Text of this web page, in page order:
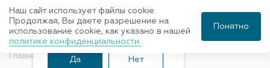
Главная Оправы для очков Revlon
Ваш город Санкт-
Петербург?
Да Нет
Наш сайт использует файлы cookie.
Продолжая, Вы даете разрешение на
использование cookie, как указано в нашей
политике конфиденциальности.
Понятно